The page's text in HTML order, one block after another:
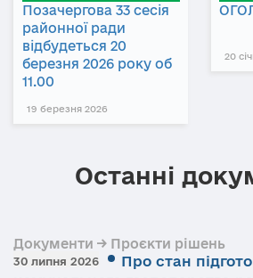
Позачергова 33 сесія
районної ради
відбудеться 20
березня 2026 року об
11.00
19 березня 2026
20
Останні
Документи → Проєкти рішень
30 липня 2026
Про стан